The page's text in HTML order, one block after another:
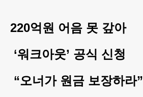
220억원 어음 못 갚아
‘워크아웃’ 공식 신청
“오너가 원금 보장하라”